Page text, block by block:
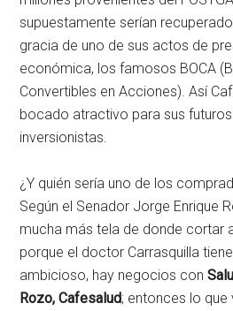
supuestamente serían
gracia de uno de sus actos de
económica, los famosos BOCA
Convertibles en Acciones). Así
bocado atractivo para sus
inversionistas.
¿Y quién sería uno de los
Según el Senador Jorge Enrique
mucha más tela de donde cortar
porque el doctor Carrasquilla
ambicioso, hay negocios con
Rozo, Cafesalud; entonces lo que